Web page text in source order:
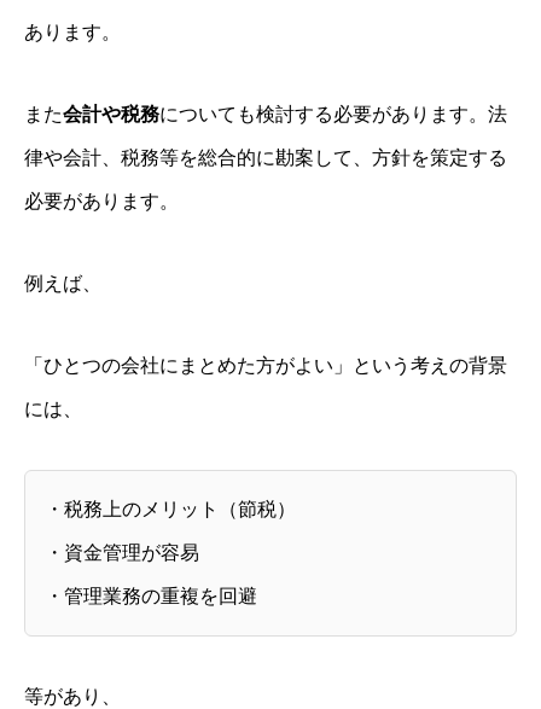
あります。
また会計や税務についても検討する必要があります。 法
律や会計、税務等を総合的に勘案して、方針を策定する
必要があります。
例えば、
「ひとつの会社にまとめた方がよい」という考えの背景
には、
・税務上のメリット（節税）
・資金管理が容易
・管理業務の重複を回避
等があり、